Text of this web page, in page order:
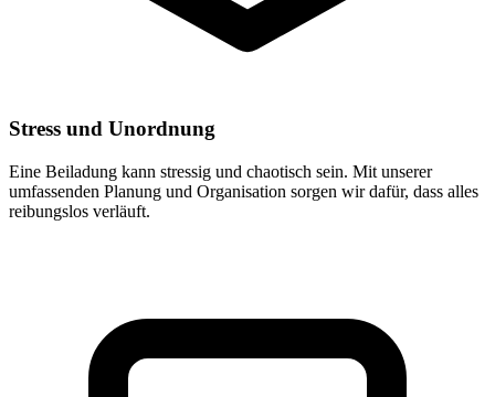
Stress und Unordnung
Eine Beiladung kann stressig und chaotisch sein. Mit unserer
umfassenden Planung und Organisation sorgen wir dafür, dass alles
reibungslos verläuft.